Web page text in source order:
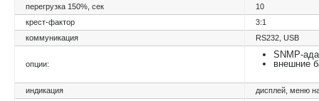
перегрузка 150%, сек
10
крест-фактор
3:1
коммуникация
RS232, USB
опции:
SNMP-
внешние
индикация
дисплей, меню